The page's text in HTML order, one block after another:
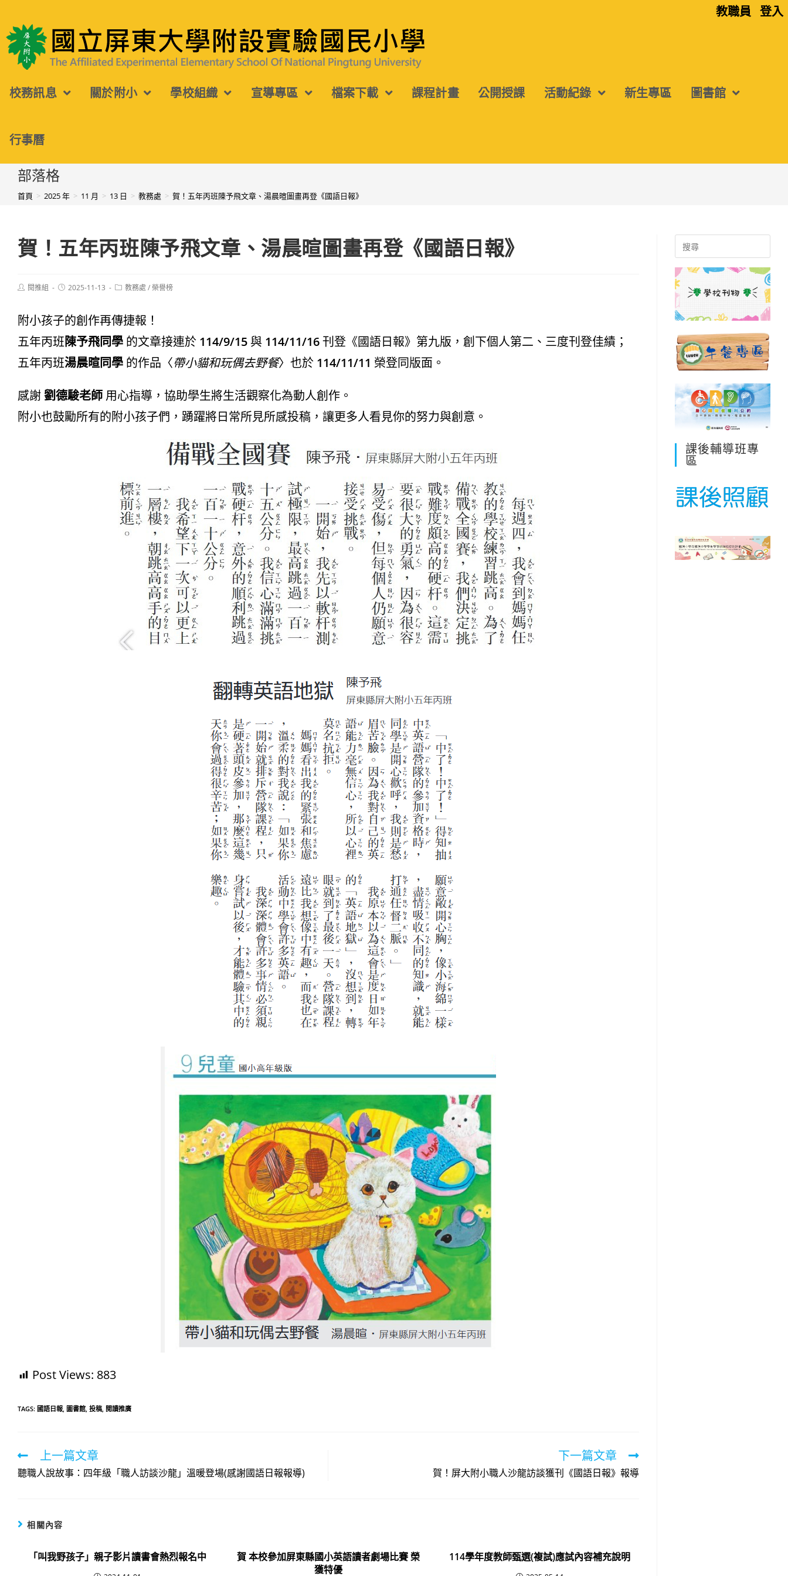
轉
至
要
容
教職員 登入
國立屏東大學附設實驗國民小學
校務訊息 關於附小 學校組織 宣導專區 檔案下載 課程計畫 公開授課 活動紀錄 新生專區 圖書館
行事曆
部落格
首頁 > 2025 年 > 11 月 > 13 日 > 教務處 > 賀！五年丙班陳予飛文章、湯晨暄圖畫再登《國語日報》
賀！五年丙班陳予飛文章、湯晨暄圖畫再登《國語日報》
Post閱推組
Post2025-11-13
Post教務處 /榮譽榜
附小孩子的創作再傳捷報！
五年丙班陳予飛同學 的文章接連於 114/9/15 與 114/11/16刊登《國語日報》第九版，創下個人第二、三度刊登佳績；
五年丙班湯晨暄同學 的作品〈帶小貓和玩偶去野餐〉也於 114/11/11 榮登同版面。
感謝劉德駿老師 用心指導，協助學生將生活觀察化為動人創作。
附小也鼓勵所有的附小孩子們，踴躍將日常所見所感投稿，讓更多人看見你的努力與創意。
Post Views: 883
TAGS: 國語日報, 圖書館, 投稿, 閱讀推廣
Read
more
上一篇文章
聽職人說故事：四年級「職人訪談沙龍」溫暖登場(感謝國語日報報導)
下一篇文章
賀！屏大附小職人沙龍訪談獲刊《國語日報》報導
相關內容
「叫我野孩子」親子影片讀書會熱烈報名中
賀 本校參加屏東縣國小英語讀者劇場比賽 榮
獲特優
114學年度教師甄選(複試)應試內容補充說明
Search
for:
課後輔導班專
區